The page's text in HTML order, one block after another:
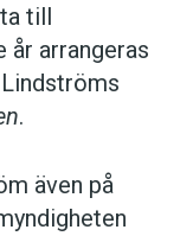
till
år arrangeras
.
även på